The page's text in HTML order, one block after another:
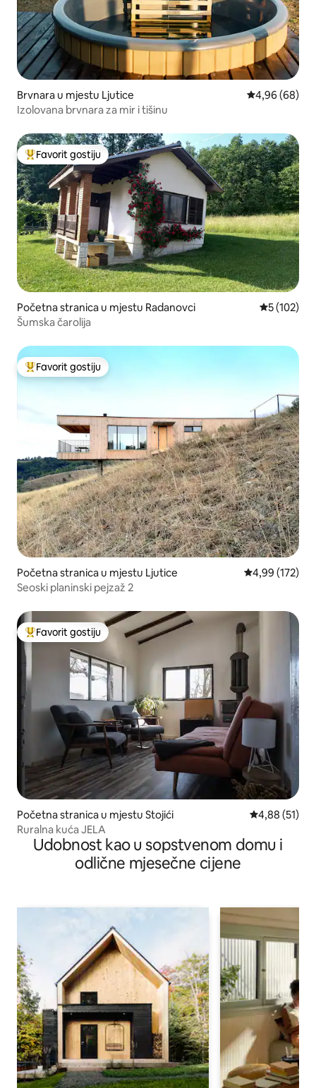
Brvnara u mjestu Ljutice prosječna
4,96 (68)
Izolovana brvnara za mir i tišinu
Glavni favorit gostiju
Favorit gostiju
Početna stranica u mjestu Radanovci prosječna
5 (102)
Šumska čarolija
Glavni favorit gostiju
Favorit gostiju
Početna stranica u mjestu Ljutice prosječna
4,99 (172)
Seoski planinski pejzaž 2
Glavni favorit gostiju
Favorit gostiju
Početna stranica u mjestu Stojići prosječna
4,88 (51)
Ruralna kuća JELA
Udobnost kao u sopstvenom domu i
odlične mjesečne cijene